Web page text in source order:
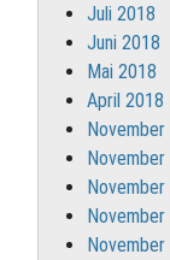
Juli 2018
Juni 2018
Mai 2018
April 2018
November
November
November